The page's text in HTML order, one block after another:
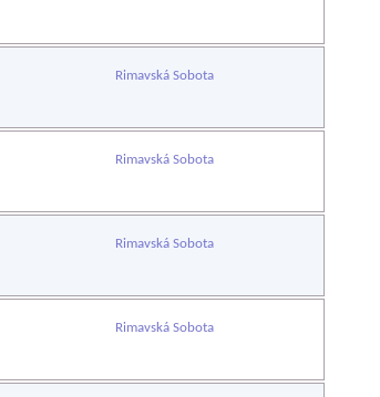
Rimavská Sobota
Rimavská Sobota
Rimavská Sobota
Rimavská Sobota